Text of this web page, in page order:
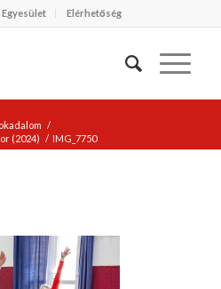
Egyesület Elérhetőség
/
(2024) / IMG_7750